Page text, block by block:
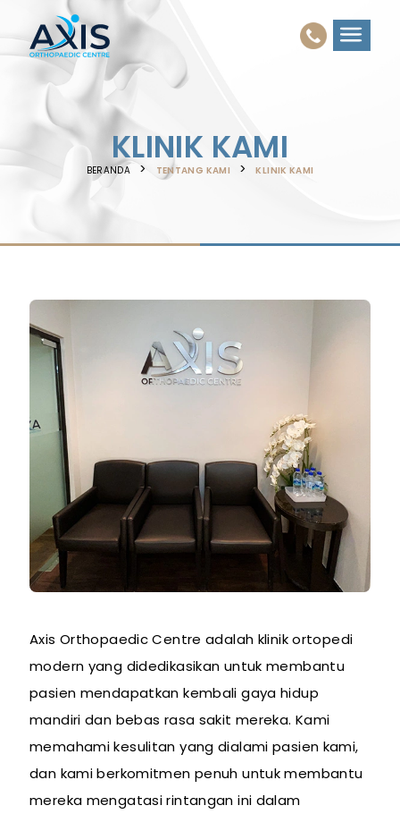
KLINIK KAMI
BERANDA TENTANG KAMI KLINIK KAMI
Axis Orthopaedic Centre adalah klinik ortopedi
modern yang didedikasikan untuk membantu
pasien mendapatkan kembali gaya hidup
mandiri dan bebas rasa sakit mereka. Kami
memahami kesulitan yang dialami pasien kami,
dan kami berkomitmen penuh untuk membantu
mereka mengatasi rintangan ini dalam